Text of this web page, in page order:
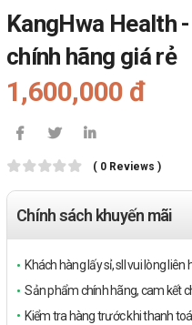
KangHwa Health
chính hãng giá rẻ
1,600,000 đ
( 0 Reviews )
Chính sách khuyến mãi
Khách hàng lấy sỉ, sll vui lòng
Sản phẩm chính hãng, cam kết
Kiểm tra hàng trước khi thanh